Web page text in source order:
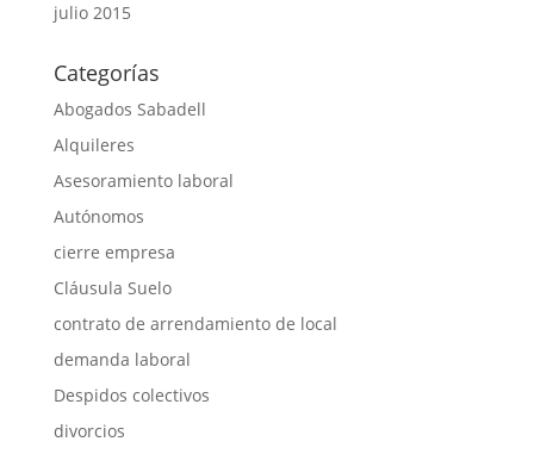
julio 2015
Categorías
Abogados Sabadell
Alquileres
Asesoramiento laboral
Autónomos
cierre empresa
Cláusula Suelo
contrato de arrendamiento de local
demanda laboral
Despidos colectivos
divorcios